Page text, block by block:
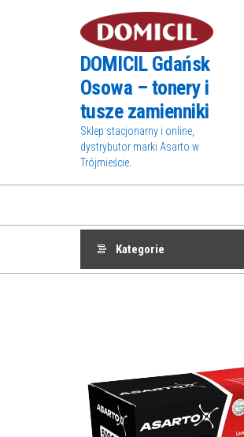
DOMICIL Gdańsk
Osowa – tonery i
tusze zamienniki
Sklep stacjonarny i online,
dystrybutor marki Asarto w
Trójmieście.
Kategorie